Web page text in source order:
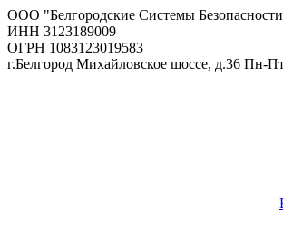
ООО "Белгородские Системы
ИНН 3123189009
ОГРН 1083123019583
г.Белгород Михайловское шоссе, д.36 Пн-